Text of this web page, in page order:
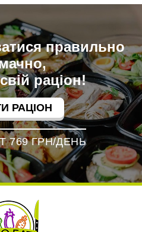
правильно
раціон!
РАЦІОН
769 ГРН/ДЕНЬ